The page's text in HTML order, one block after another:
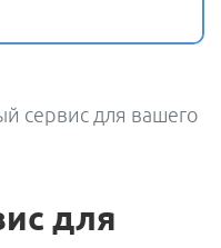
сервис для вашего
для